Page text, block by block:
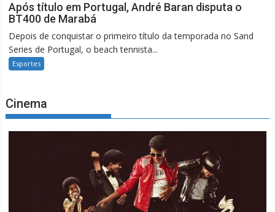
Após título em Portugal, André Baran disputa o
BT400 de Marabá
Depois de conquistar o primeiro título da temporada no Sand
Series de Portugal, o beach tennista...
Esportes
Cinema